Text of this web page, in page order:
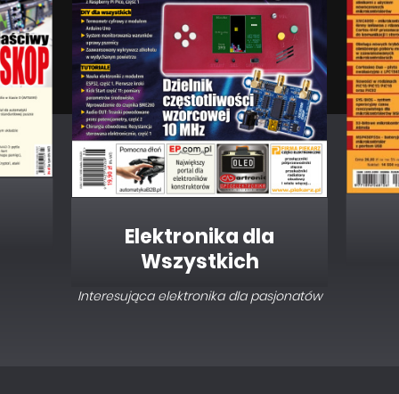
Elektronika dla
Wszystkich
Interesująca elektronika dla pasjonatów